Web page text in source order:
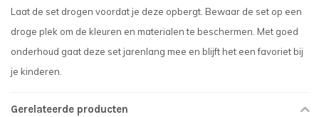
Laat de set drogen voordat je deze opbergt. Bewaar de set op een
droge plek om de kleuren en materialen te beschermen. Met goed
onderhoud gaat deze set jarenlang mee en blijft het een favoriet bij
je kinderen.
Gerelateerde producten